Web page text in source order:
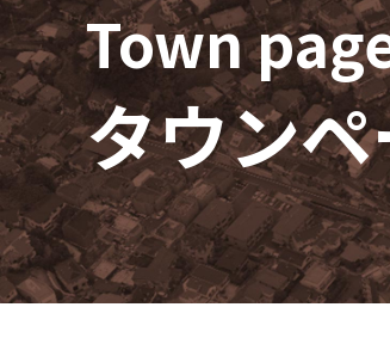
Town
タウン